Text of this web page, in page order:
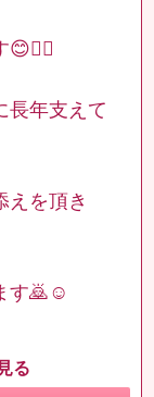
長年支えて
えを頂き
す🙇☺︎
る